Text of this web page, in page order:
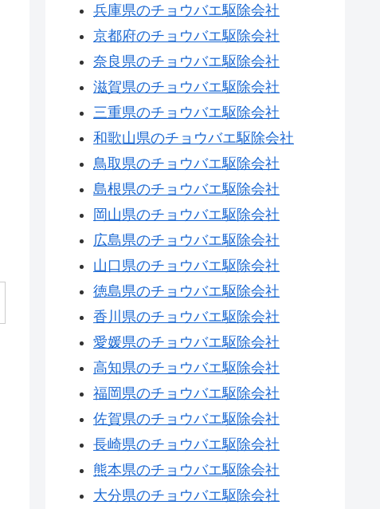
兵庫県のチョウバエ駆除会社
京都府のチョウバエ駆除会社
奈良県のチョウバエ駆除会社
滋賀県のチョウバエ駆除会社
三重県のチョウバエ駆除会社
和歌山県のチョウバエ駆除会社
鳥取県のチョウバエ駆除会社
島根県のチョウバエ駆除会社
岡山県のチョウバエ駆除会社
広島県のチョウバエ駆除会社
山口県のチョウバエ駆除会社
徳島県のチョウバエ駆除会社
香川県のチョウバエ駆除会社
愛媛県のチョウバエ駆除会社
高知県のチョウバエ駆除会社
福岡県のチョウバエ駆除会社
佐賀県のチョウバエ駆除会社
長崎県のチョウバエ駆除会社
熊本県のチョウバエ駆除会社
大分県のチョウバエ駆除会社